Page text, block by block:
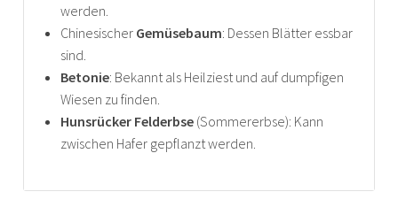
werden.
Chinesischer Gemüsebaum: Dessen Blätter essbar
sind.
Betonie: Bekannt als Heilziest und auf dumpfigen
Wiesen zu finden.
Hunsrücker Felderbse(Sommererbse): Kann
zwischen Hafer gepflanzt werden.